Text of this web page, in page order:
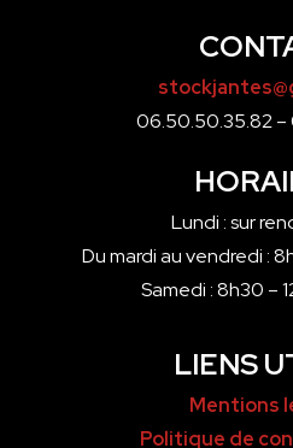
06.50.50.35.82 –
Lundi : sur
Du mardi au vendredi :
Samedi : 8h30 –
LIENS
Mentions
Politique de